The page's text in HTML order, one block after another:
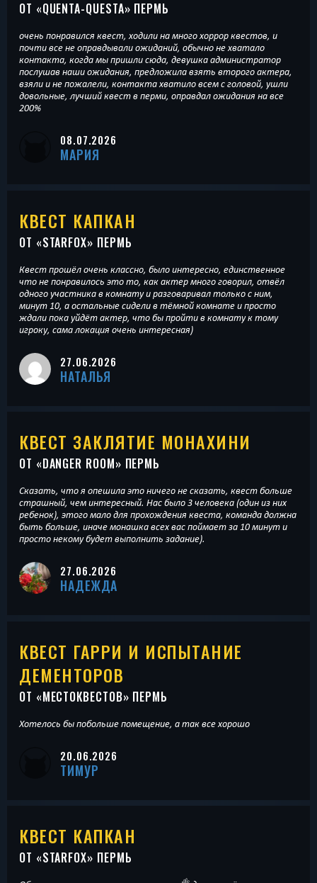
ОТ «QUENTA-QUESTA» ПЕРМЬ
очень понравился квест, ходили на много хоррор квестов, и
почти все не оправдывали ожиданий, обычно не хватало
контакта, когда мы пришли сюда, девушка администратор
послушав наши ожидания, предложила взять второго актера,
взяли и не пожалели, контакта хватило всем с головой, ушли
довольные, лучший квест в перми, оправдал ожидания на все
200%
08.07.2026
МАРИЯ
КВЕСТ КАПКАН
ОТ «STARFOX» ПЕРМЬ
Квест прошёл очень классно, было интересно, единственное
что не понравилось это то, как актер много говорил, отвёл
одного участника в комнату и разговаривал только с ним,
минут 10, а остальные сидели в тёмной комнате и просто
ждали пока уйдёт актер, что бы пройти в комнату к тому
игроку, сама локация очень интересная)
27.06.2026
НАТАЛЬЯ
КВЕСТ ЗАКЛЯТИЕ МОНАХИНИ
ОТ «DANGER ROOM» ПЕРМЬ
Сказать, что я опешила это ничего не сказать, квест больше
страшный, чем интересный. Нас было 3 человека (один из них
ребенок), этого мало для прохождения квеста, команда должна
быть больше, иначе монашка всех вас поймает за 10 минут и
просто некому будет выполнить задание).
27.06.2026
НАДЕЖДА
КВЕСТ ГАРРИ И ИСПЫТАНИЕ
ДЕМЕНТОРОВ
ОТ «МЕСТОКВЕСТОВ» ПЕРМЬ
Хотелось бы побольше помещение, а так все хорошо
20.06.2026
ТИМУР
КВЕСТ КАПКАН
ОТ «STARFOX» ПЕРМЬ